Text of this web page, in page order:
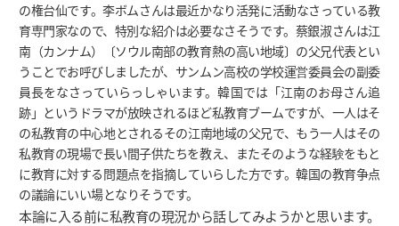
の権台仙です。李ボムさんは最近かなり活発に活動なさっている教
育専門家なので、特別な紹介は必要なさそうです。蔡銀淑さんは江
南（カンナム）〔ソウル南部の教育熱の高い地域〕の父兄代表とい
うことでお呼びしましたが、サンムン高校の学校運営委員会の副委
員長をなさっていらっしゃいます。韓国では「江南のお母さん追
跡」というドラマが放映されるほど私教育ブームですが、一人はそ
の私教育の中心地とされるその江南地域の父兄で、もう一人はその
私教育の現場で長い間子供たちを教え、またそのような経験をもと
に教育に対する問題点を指摘していらした方です。韓国の教育争点
の議論にいい場となりそうです。
本論に入る前に私教育の現況から話してみようかと思います。